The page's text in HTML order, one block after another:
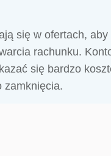
się w ofertach,
rachunku.
się bardzo
zamknięcia.